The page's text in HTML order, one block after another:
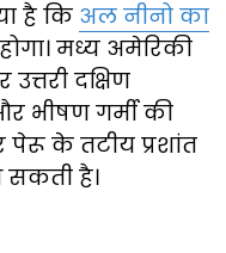
है कि अल नीनो का
मध्य अमेरिकी
उत्तरी दक्षिण
भीषण गर्मी की
के तटीय प्रशांत
सकती है।